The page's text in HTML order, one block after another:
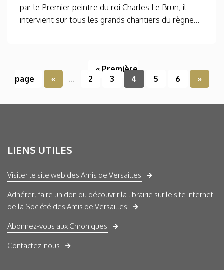
par le Premier peintre du roi Charles Le Brun, il
intervient sur tous les grands chantiers du règne...
« Première
page
« ... 2 3 4 5 6 »
LIENS UTILES
Visiter le site web des Amis de Versailles
Adhérer, faire un don ou découvrir la librairie sur le site internet
de la Société des Amis de Versailles
Abonnez-vous aux Chroniques
Contactez-nous